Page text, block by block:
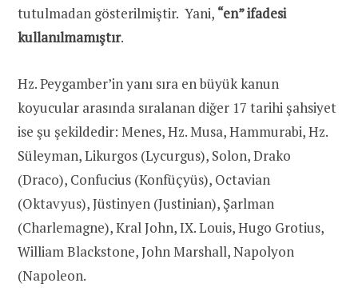
tutulmadan gösterilmiştir. Yani, “en” ifadesi
kullanılmamıştır.
Hz. Peygamber’in yanı sıra en büyük kanun
koyucular arasında sıralanan diğer 17 tarihi şahsiyet
ise şu şekildedir: Menes, Hz. Musa, Hammurabi, Hz.
Süleyman, Likurgos (Lycurgus), Solon, Drako
(Draco), Confucius (Konfüçyüs), Octavian
(Oktavyus), Jüstinyen (Justinian), Şarlman
(Charlemagne), Kral John, IX. Louis, Hugo Grotius,
William Blackstone, John Marshall, Napolyon
(Napoleon.